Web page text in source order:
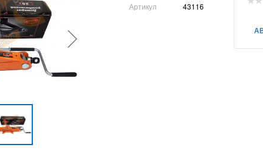
Артикул
43116